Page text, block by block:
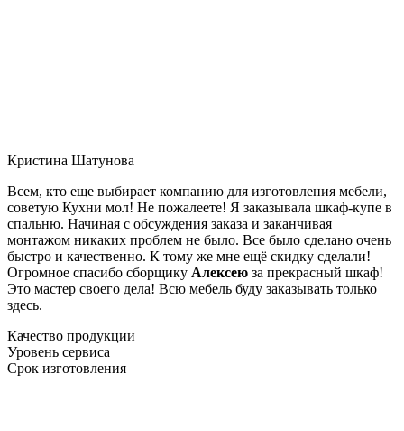
Кристина Шатунова
Всем, кто еще выбирает компанию для изготовления мебели,
советую Кухни мол! Не пожалеете! Я заказывала шкаф-купе в
спальню. Начиная с обсуждения заказа и заканчивая
монтажом никаких проблем не было. Все было сделано очень
быстро и качественно. К тому же мне ещё скидку сделали!
Огромное спасибо сборщику Алексею за прекрасный шкаф!
Это мастер своего дела! Всю мебель буду заказывать только
здесь.
Качество продукции
Уровень сервиса
Срок изготовления